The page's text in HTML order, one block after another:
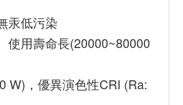
汞低污染
使用壽命長(20000~80000
W)，優異演色性CRI (Ra: